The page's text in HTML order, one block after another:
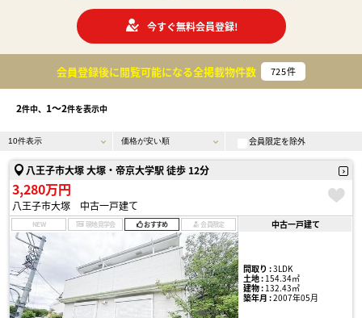
今すぐ無料会員登録!
会員登録後に閲覧可能になる全掲載物件数 725件
2件中、 1〜2件を表示中
会員限定を除外
八王子市大塚 大塚・帝京大学駅 徒歩 12分
3,280万円
八王子市大塚 中古一戸建て
NEW 現地見学会 おすすめ 会員限定 中古一戸建て
間取り :3LDK
土地 :154.34㎡
建物 :132.43㎡
築年月 :2007年05月